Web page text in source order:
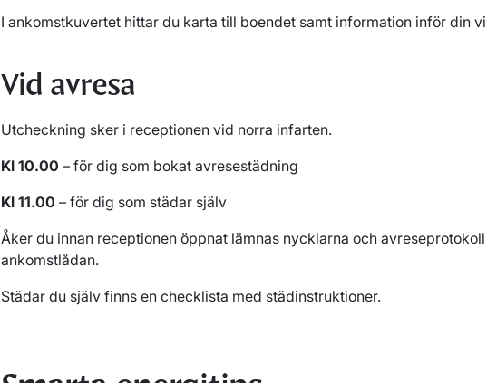
I ankomstkuvertet hittar du karta till boendet samt information inför din
Vid avresa
Utcheckning sker i receptionen vid norra infarten.
Kl 10.00 – för dig som bokat avresestädning
Kl 11.00 – för dig som städar själv
Åker du innan receptionen öppnat lämnas nycklarna och
ankomstlådan.
Städar du själv finns en checklista med städinstruktioner.